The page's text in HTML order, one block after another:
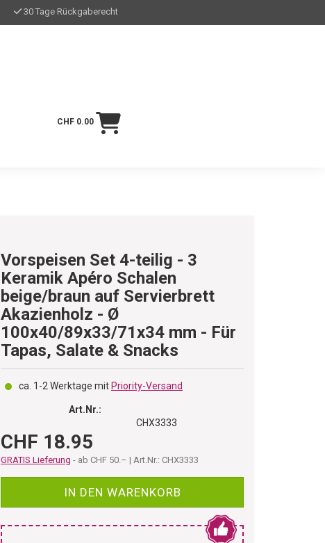
30 Tage Rückgaberecht
CHF 0.00
Vorspeisen Set 4-teilig - 3
Keramik Apéro Schalen
beige/braun auf Servierbrett
Akazienholz - Ø
100x40/89x33/71x34 mm - Für
Tapas, Salate & Snacks
ca. 1-2 Werktage mit Priority-Versand
Art.Nr.:
CHX3333
CHF 18.95
GRATIS Lieferung - ab CHF 50.– | Art.Nr.: CHX3333
IN DEN WARENKORB